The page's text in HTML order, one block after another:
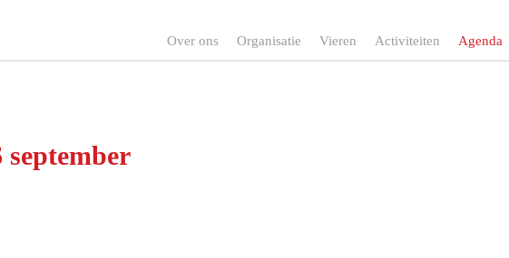
Over ons Organisatie Vieren Activiteiten Agenda